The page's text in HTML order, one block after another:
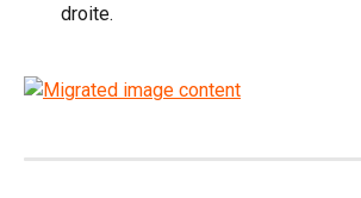
droite.